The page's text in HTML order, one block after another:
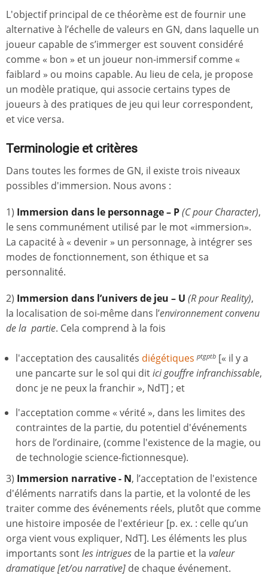
L'objectif principal de ce théorème est de fournir une
alternative à l’échelle de valeurs en GN, dans laquelle un
joueur capable de s’immerger est souvent considéré
comme « bon » et un joueur non-immersif comme «
faiblard » ou moins capable. Au lieu de cela, je propose
un modèle pratique, qui associe certains types de
joueurs à des pratiques de jeu qui leur correspondent,
et vice versa.
Terminologie et critères
Dans toutes les formes de GN, il existe trois niveaux
possibles d'immersion. Nous avons :
1) Immersion dans le personnage – P(C pour Character),
le sens communément utilisé par le mot «immersion».
La capacité à « devenir » un personnage, à intégrer ses
modes de fonctionnement, son éthique et sa
personnalité.
2) Immersion dans l’univers de jeu – U (R pour Reality),
la localisation de soi-même dans l’environnement convenu
de la partie. Cela comprend à la fois
l'acceptation des causalités diégétiques ptgptb [« il y a
une pancarte sur le sol qui ditici gouffre infranchissable,
donc je ne peux la franchir », NdT] ; et
l'acceptation comme « vérité », dans les limites des
contraintes de la partie, du potentiel d'événements
hors de l’ordinaire, (comme l'existence de la magie, ou
de technologie science-fictionnesque).
3) Immersion narrative - N, l’acceptation de l'existence
d'éléments narratifs dans la partie, et la volonté de les
traiter comme des événements réels, plutôt que comme
une histoire imposée de l'extérieur [p. ex. : celle qu’un
orga vient vous expliquer, NdT]. Les éléments les plus
importants sontles intrigues de la partie et la valeur
dramatique [et/ou narrative] de chaque événement.